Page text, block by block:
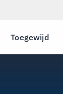
Toegewijd